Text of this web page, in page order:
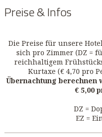
Preise & Infos
Die Preise für unsere
sich pro Zimmer (DZ =
reichhaltigem
Kurtaxe (€ 4,70 pro
Übernachtung berechnen
€ 5,00
DZ =
EZ =